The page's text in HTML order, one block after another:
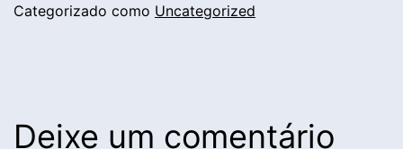
Categorizado como Uncategorized
Deixe um comentário